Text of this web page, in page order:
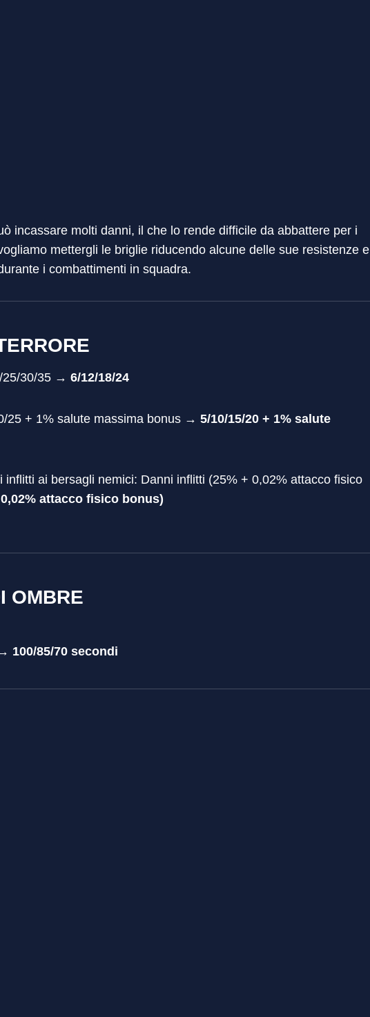
incassare molti danni, il che lo rende difficile da abbattere per i
mettergli le briglie riducendo alcune delle sue resistenze e
i combattimenti in squadra.
25/30/35 → 6/12/18/24
25 + 1% salute massima bonus → 5/10/15/20 + 1% salute
inflitti ai bersagli nemici: Danni inflitti (25% + 0,02% attacco fisico
attacco fisico bonus)
OMBRE
100/85/70 secondi